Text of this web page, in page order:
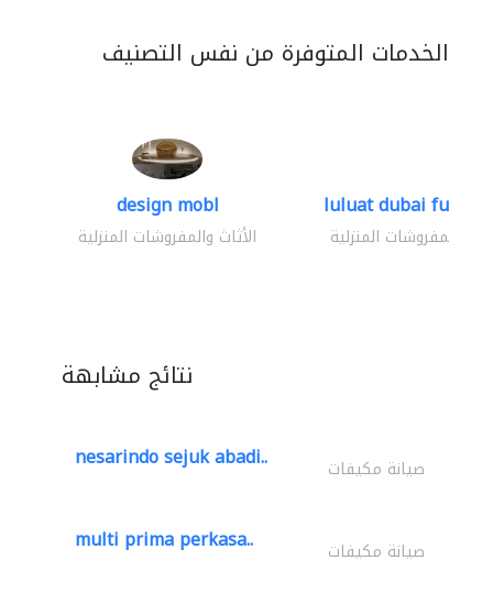
الخدمات المتوفرة من نفس التصنيف
design mobl
الأثاث والمفروشات المنزلية
luluat dubai
والمفروشات المنزلية
نتائج مشابهة
nesarindo sejuk abadi.. صيانة مكيفات
multi prima perkasa.. صيانة مكيفات